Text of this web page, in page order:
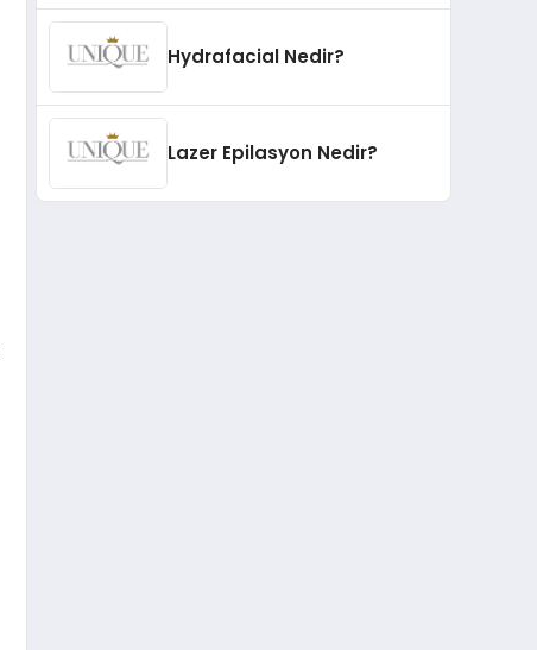
Hydrafacial Nedir?
Lazer Epilasyon Nedir?